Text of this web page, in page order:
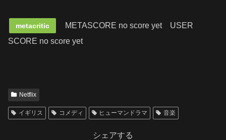
metacritic METASCORE no score yet
USER
SCORE no score yet
Netflix
イギリス コメディ ヒューマンドラマ 音楽
シェアする